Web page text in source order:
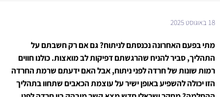
18 באוגוסט 2025
מתי בפעם האחרונה נכנסתם לניתוח? גם אם רק חשבתם על
התהליך, סביר להניח שהרגשתם דפיקות לב מואצות. כולנו חווים
רמות שונות של חרדה לפני ניתוח, אבל האם ידעתם שרמת החרדה
הזו יכולה להשפיע באופן ישיר על עוצמת הכאבים שתחוו בתהליך